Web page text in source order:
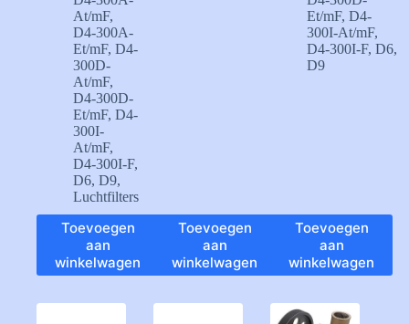
At/mF,
D4-300A-
Et/mF, D4-
300D-
At/mF,
D4-300D-
Et/mF, D4-
300I-
At/mF,
D4-300I-F,
D6, D9,
Luchtfilters
Toevoegen
aan
winkelwagen
Toevoegen
aan
winkelwagen
Et/mF,D4-
300I-At/mF,
D4-300I-F,D6,
D9
Toevoegen
aan
winkelwagen